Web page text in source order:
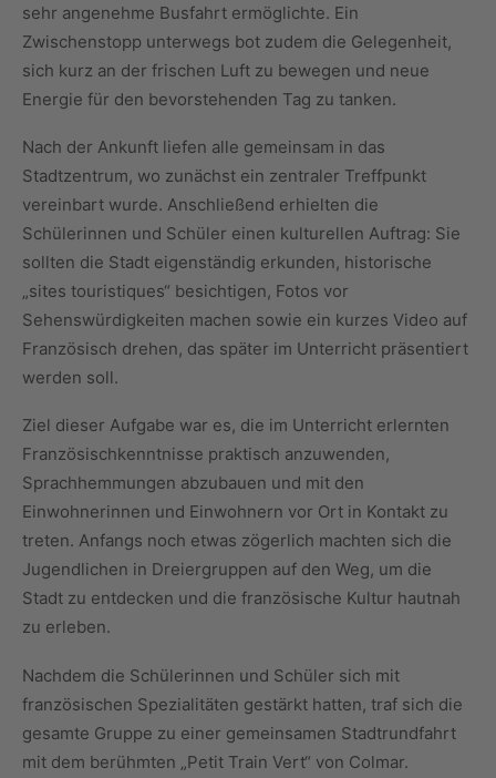
sehr angenehme Busfahrt ermöglichte. Ein
Zwischenstopp unterwegs bot zudem die Gelegenheit,
sich kurz an der frischen Luft zu bewegen und neue
Energie für den bevorstehenden Tag zu tanken.
Nach der Ankunft liefen alle gemeinsam in das
Stadtzentrum, wo zunächst ein zentraler Treffpunkt
vereinbart wurde. Anschließend erhielten die
Schülerinnen und Schüler einen kulturellen Auftrag: Sie
sollten die Stadt eigenständig erkunden, historische
„sites touristiques“ besichtigen, Fotos vor
Sehenswürdigkeiten machen sowie ein kurzes Video auf
Französisch drehen, das später im Unterricht präsentiert
werden soll.
Ziel dieser Aufgabe war es, die im Unterricht erlernten
Französischkenntnisse praktisch anzuwenden,
Sprachhemmungen abzubauen und mit den
Einwohnerinnen und Einwohnern vor Ort in Kontakt zu
treten. Anfangs noch etwas zögerlich machten sich die
Jugendlichen in Dreiergruppen auf den Weg, um die
Stadt zu entdecken und die französische Kultur hautnah
zu erleben.
Nachdem die Schülerinnen und Schüler sich mit
französischen Spezialitäten gestärkt hatten, traf sich die
gesamte Gruppe zu einer gemeinsamen Stadtrundfahrt
mit dem berühmten „Petit Train Vert“ von Colmar.